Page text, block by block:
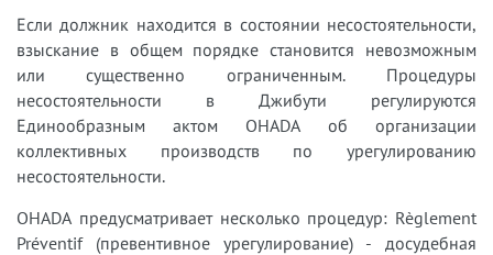
Если должник находится в состоянии несостоятельности,
взыскание в общем порядке становится невозможным
или существенно ограниченным. Процедуры
несостоятельности в Джибути регулируются
Единообразным актом OHADA об организации
коллективных производств по урегулированию
несостоятельности.
OHADA предусматривает несколько процедур: Règlement
Préventif (превентивное урегулирование) - досудебная